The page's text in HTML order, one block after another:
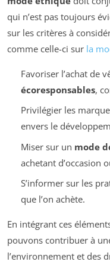
qui n’est pas toujours
sur les critères à
comme celle-ci sur la
Favoriser l’achat de
écoresponsables,
Privilégier les
envers le
Miser sur un mode
achetant d’occasion
S’informer sur les
que l’on achète.
En intégrant ces
pouvons contribuer à
l’environnement et des